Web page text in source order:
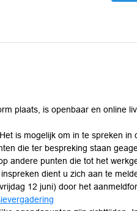
plaats, is openbaar en online
is mogelijk om in te spreken in
die ter bespreking staan
andere punten die tot het
dient u zich aan te
12 juni) door het